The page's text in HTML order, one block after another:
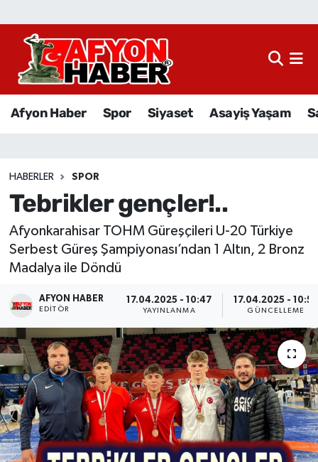
Afyon Haber Spor Siyaset Asayiş Yaşam
HABERLER SPOR
Tebrikler gençler!..
Afyonkarahisar TOHM Güreşçileri U-20 Türkiye
Serbest Güreş Şampiyonası’ndan 1 Altın, 2 Bronz
Madalya ile Döndü
AFYON HABER
EDITÖR
17.04.2025 - 10:47
YAYINLANMA
17.04.2025 - 10:52
GÜNCELLEME
Afyon Haber
Sağlık
Eğitim
Sivil Toplum
Ekonomi
Magazin
Etkinlikler